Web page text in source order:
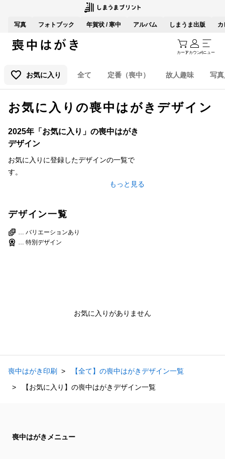
写真 フォトブック 年賀状 / 寒中 アルバム しまうま出版 カ
カートアカウントメニュー
お気に入り 全て 定番（喪中） 故人趣味 写
お気に入りの喪中はがきデザイン
2025年「お気に入り」の喪中はがき
デザイン
お気に入りに登録したデザインの一覧で
す。
もっと見る
デザイン一覧
… バリエーションあり
… 特別デザイン
お気に入りがありません
喪中はがき印刷
【全て】の喪中はがきデザイン一覧
【お気に入り】の喪中はがきデザイン一覧
喪中はがきメニュー